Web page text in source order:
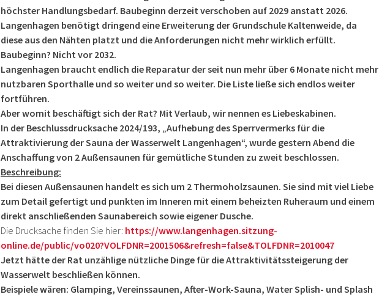
höchster Handlungsbedarf. Baubeginn derzeit verschoben auf 2029 anstatt 2026.
Langenhagen benötigt dringend eine Erweiterung der Grundschule Kaltenweide, da
diese aus den Nähten platzt und die Anforderungen nicht mehr wirklich erfüllt.
Baubeginn? Nicht vor 2032.
Langenhagen braucht endlich die Reparatur der seit nun mehr über 6 Monate nicht mehr
nutzbaren Sporthalle und so weiter und so weiter. Die Liste ließe sich endlos weiter
fortführen.
Aber womit beschäftigt sich der Rat? Mit Verlaub, wir nennen es Liebeskabinen.
In der Beschlussdrucksache 2024/193, „Aufhebung des Sperrvermerks für die
Attraktivierung der Sauna der Wasserwelt Langenhagen“, wurde gestern Abend die
Anschaffung von 2 Außensaunen für gemütliche Stunden zu zweit beschlossen.
Beschreibung:
Bei diesen Außensaunen handelt es sich um 2 Thermoholzsaunen. Sie sind mit viel Liebe
zum Detail gefertigt und punkten im Inneren mit einem beheizten Ruheraum und einem
direkt anschließenden Saunabereich sowie eigener Dusche.
Die Drucksache finden Sie hier: https://www.langenhagen.sitzung-
online.de/public/vo020?VOLFDNR=2001506&refresh=false&TOLFDNR=2010047
Jetzt hätte der Rat unzählige nützliche Dinge für die Attraktivitätssteigerung der
Wasserwelt beschließen können.
Beispiele wären: Glamping, Vereinssaunen, After-Work-Sauna, Water Splish- und Splash